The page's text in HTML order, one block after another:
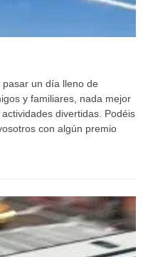
un día lleno de
y familiares, nada mejor
divertidas. Podéis
con algún premio